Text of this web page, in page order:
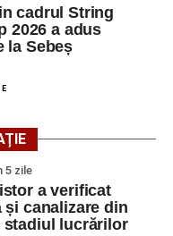
preferată
News
Roșie găzduiește
„CicloAventurier
Symphonic Camp
desfășurate sub
cadrul String
2026 a adus
la Sebeș
5 zile
a verificat
și canalizare din
stadiul lucrărilor